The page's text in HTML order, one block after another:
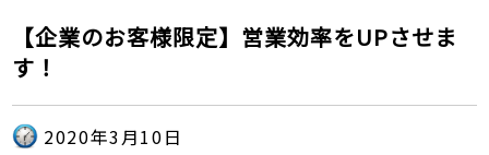
【企業のお客様限定】営業効率をUPさせま
す！
2020年3月10日